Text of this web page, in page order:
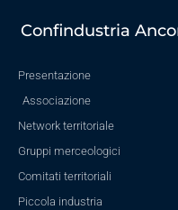
Confindustria
Presentazione
Associazione
Network territoriale
Gruppi merceologici
Comitati territoriali
Piccola industria